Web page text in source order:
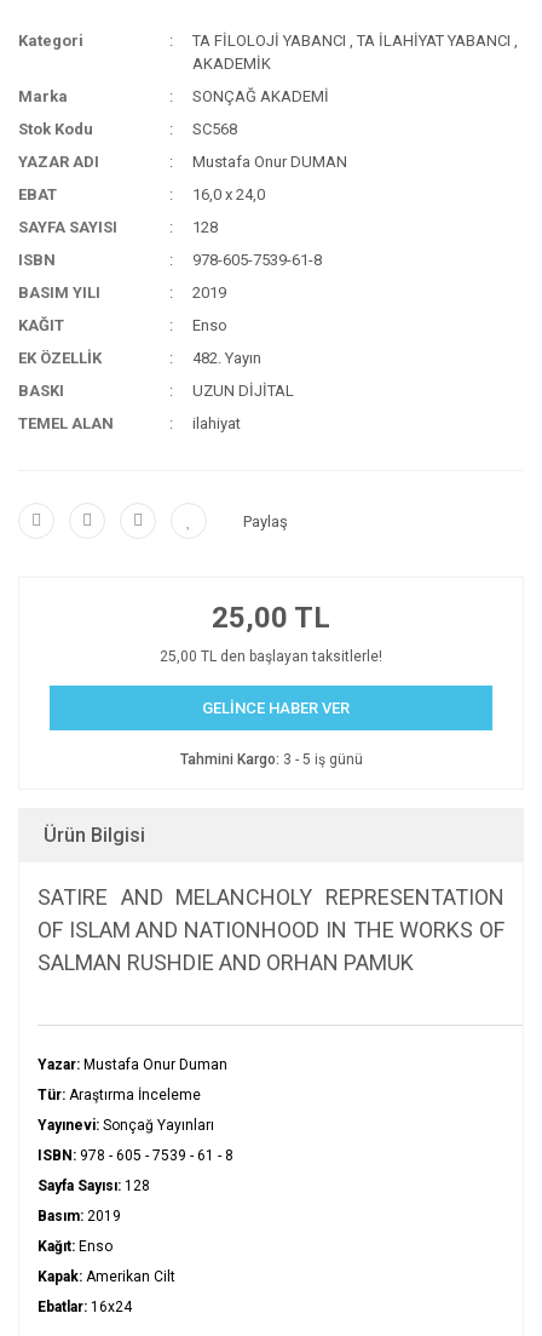
Kategori TA FİLOLOJİ YABANCI ,TA İLAHİYAT YABANCI ,
AKADEMİK
Marka
SONÇAĞ AKADEMİ
Stok Kodu
SC568
YAZAR ADI
Mustafa Onur DUMAN
EBAT
16,0 x 24,0
SAYFA SAYISI
128
ISBN
978-605-7539-61-8
BASIM YILI
2019
KAĞIT
Enso
EK ÖZELLİK
482. Yayın
BASKI
UZUN DİJİTAL
TEMEL ALAN
ilahiyat
Paylaş
25,00 TL
25,00 TL den başlayan taksitlerle!
GELİNCE HABER VER
Tahmini Kargo: 3 - 5 iş günü
Ürün Bilgisi
SATIRE AND MELANCHOLY REPRESENTATION
OF ISLAM AND NATIONHOOD IN THE WORKS OF
SALMAN RUSHDIE AND ORHAN PAMUK
Yazar: Mustafa Onur Duman
Tür: Araştırma İnceleme
Yayınevi: Sonçağ Yayınları
ISBN: 978 - 605 - 7539 - 61 - 8
Sayfa Sayısı: 128
Basım: 2019
Kağıt: Enso
Kapak: Amerikan Cilt
Ebatlar: 16x24